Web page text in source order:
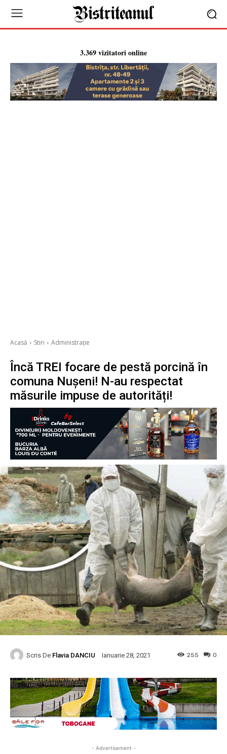
3.369 vizitatori online
Acasă Stiri Administrație
Încă TREI focare de pestă porcină în
comuna Nușeni! N-au respectat
măsurile impuse de autorități!
Scris De Flavia DANCIU Ianuarie 28, 2021 0
255
- Advertisement -